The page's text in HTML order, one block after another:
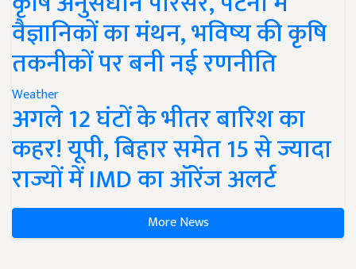
वैज्ञानिकों का मंथन, भविष्य की कृषि
तकनीकों पर बनी नई रणनीति
Weather
अगले 12 घंटों के भीतर बारिश का
कहर! यूपी, बिहार समेत 15 से ज्यादा
राज्यों में IMD का ऑरेंज अलर्ट
More News